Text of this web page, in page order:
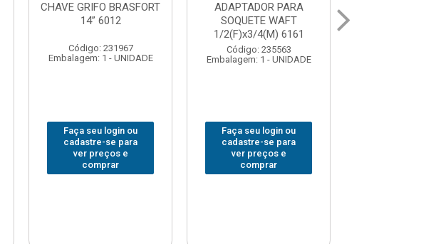
ADAPTADOR PARA
SOQUETE WAFT
Código: 235563
Embalagem: 1 - UNIDADE
Faça seu login ou
cadastre-se para
ver preços e
comprar
ABAJOUR LED
BRASFORT COB MESA
7844
Código: 310379
Embalagem: 1 - UNIDADE
Faça seu login ou
cadastre-se para
ver preços e
comprar